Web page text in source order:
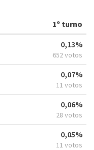
1º turno
0,13%
652 votos
0,07%
11 votos
0,06%
28 votos
0,05%
11 votos